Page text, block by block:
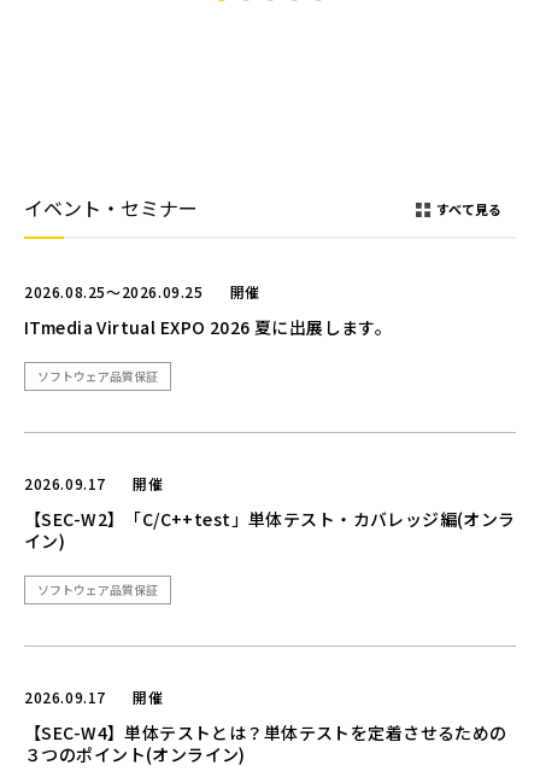
イベント・セミナー
2026.08.25～2026.09.25 開催
ITmedia Virtual EXPO 2026 夏に出展します。
ソフトウェア品質保証
2026.09.17 開催
【SEC-W2】「C/C++test」単体テスト・カバレッジ編(オンラ
イン)
ソフトウェア品質保証
2026.09.17 開催
【SEC-W4】単体テストとは？単体テストを定着させるための
３つのポイント(オンライン)
すべて見る